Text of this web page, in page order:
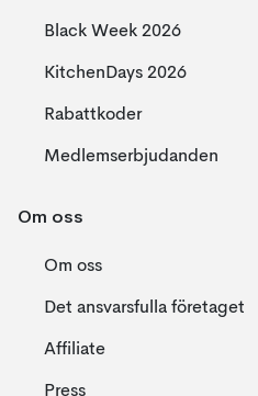
Black Week 2026
KitchenDays 2026
Rabattkoder
Medlemserbjudanden
Om oss
Om oss
Det ansvarsfulla företaget
Affiliate
Press